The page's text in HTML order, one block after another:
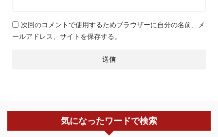
次回のコメントで使用するためブラウザーに自分の名前、メ
ールアドレス、サイトを保存する。
気になったワードで検索